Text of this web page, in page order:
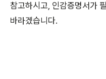
참고하시고, 인감증명서가
바라겠습니다.